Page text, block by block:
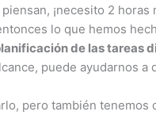
¡necesito 2
lo que hemos
de las tareas
puede ayudarnos a
pero también